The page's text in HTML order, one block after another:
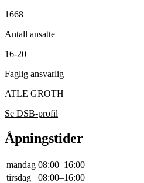
1668
Antall ansatte
16-20
Faglig ansvarlig
ATLE GROTH
Se DSB-profil
Åpningstider
mandag 08:00–16:00
tirsdag
08:00–16:00